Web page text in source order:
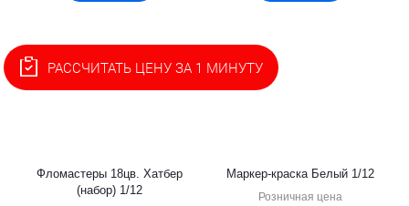
Фломастеры 18цв. Хатбер
(набор) 1/12
Маркер-краска Белый 1/12
Розничная цена
РАССЧИТАТЬ ЦЕНУ ЗА 1 МИНУТУ